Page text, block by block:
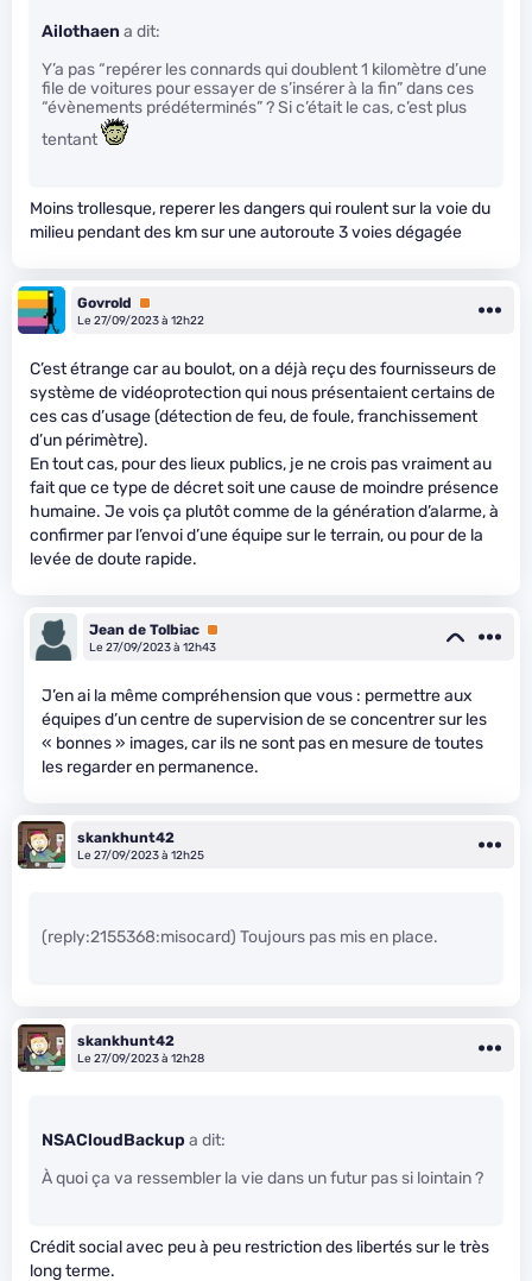
Ailothaen a dit:
Y’a pas “repérer les connards qui doublent 1 kilomètre d’une
file de voitures pour essayer de s’insérer à la fin” dans ces
“évènements prédéterminés” ? Si c’était le cas, c’est plus
tentant
Moins trollesque, reperer les dangers qui roulent sur la voie du
milieu pendant des km sur une autoroute 3 voies dégagée
Govrold
Premium
Le 27/09/2023 à 12h22
C’est étrange car au boulot, on a déjà reçu des fournisseurs de
système de vidéoprotection qui nous présentaient certains de
ces cas d’usage (détection de feu, de foule, franchissement
d’un périmètre).
En tout cas, pour des lieux publics, je ne crois pas vraiment au
fait que ce type de décret soit une cause de moindre présence
humaine. Je vois ça plutôt comme de la génération d’alarme, à
confirmer par l’envoi d’une équipe sur le terrain, ou pour de la
levée de doute rapide.
Jean de Tolbiac Premium
Le 27/09/2023 à 12h43
J’en ai la même compréhension que vous : permettre aux
équipes d’un centre de supervision de se concentrer sur les
« bonnes » images, car ils ne sont pas en mesure de toutes
les regarder en permanence.
skankhunt42
Le 27/09/2023 à 12h25
(reply:2155368:misocard) Toujours pas mis en place.
skankhunt42
Le 27/09/2023 à 12h28
NSACloudBackup a dit:
À quoi ça va ressembler la vie dans un futur pas si lointain ?
Crédit social avec peu à peu restriction des libertés sur le très
long terme.